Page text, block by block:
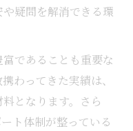
疑問を解消できる環
であることも重要な
わってきた実績は、
となります。さら
ト体制が整っている